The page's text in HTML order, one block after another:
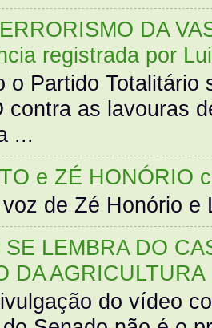
DA
registrada por
o Partido Totalitário
contra as lavouras
...
e ZÉ HONÓRIO
de Zé Honório
LEMBRA DO
DA AGRICULTURA
do vídeo